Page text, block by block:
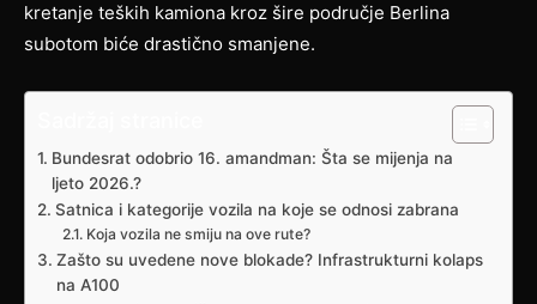
kretanje teških kamiona kroz šire područje Berlina
subotom biće drastično smanjene.
Bundesrat odobrio 16. amandman: Šta se mijenja na
ljeto 2026.?
Satnica i kategorije vozila na koje se odnosi zabrana
Koja vozila ne smiju na ove rute?
Zašto su uvedene nove blokade? Infrastrukturni kolaps
na A100